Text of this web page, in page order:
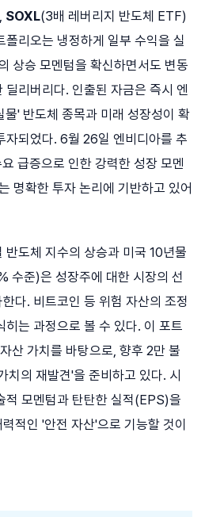
SOXL(3배 레버리지 반도체 ETF)
리오는 냉정하게 일부 수익을 실
상승 모멘텀을 확신하면서도 변동
리버리다. 인출된 자금은 즉시 엔
' 반도체 종목과 미래 성장성이 확
자되었다. 6월 26일 엔비디아를 추
급증으로 인한 강력한 성장 모멘
명확한 투자 논리에 기반하고 있어
반도체 지수의 상승과 미국 10년물
수준)은 성장주에 대한 시장의 선
다. 비트코인 등 위험 자산의 조정
는 과정으로 볼 수 있다. 이 포트
산 가치를 바탕으로, 향후 2만 불
치의 재발견'을 준비하고 있다. 시
적 모멘텀과 탄탄한 실적(EPS)을
적인 '안전 자산'으로 기능할 것이